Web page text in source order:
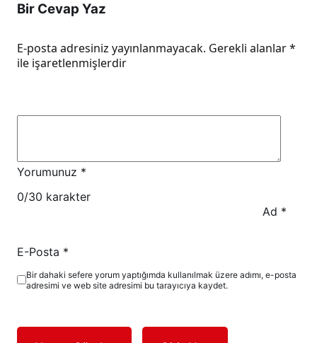
Bir Cevap Yaz
E-posta adresiniz yayınlanmayacak. Gerekli alanlar*
ile işaretlenmişlerdir
Yorumunuz *
0/30 karakter
Ad *
E-Posta *
Bir dahaki sefere yorum yaptığımda kullanılmak üzere adımı, e-posta
adresimi ve web site adresimi bu tarayıcıya kaydet.